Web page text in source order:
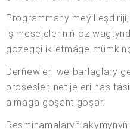
Programmany
iş meseleleriniň öz
gözegçilik etmäge
Derňewleri we barlaglary
prosesler, netijeleri has
almaga goşant goşar.
Resminamalaryň